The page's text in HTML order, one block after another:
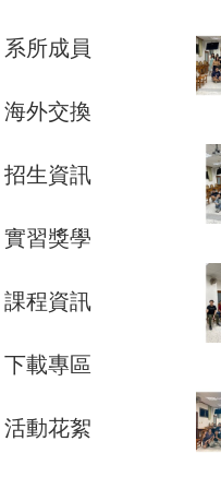
系所成員
海外交換
招生資訊
實習獎學
課程資訊
下載專區
活動花絮